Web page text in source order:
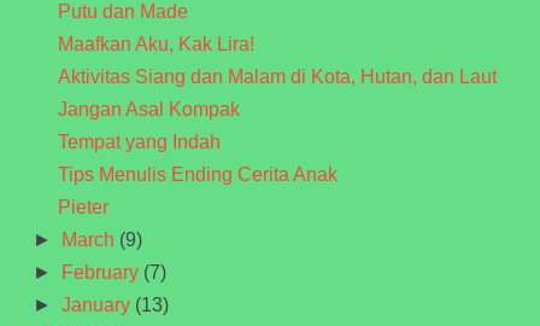
Putu dan Made
Maafkan Aku, Kak Lira!
Aktivitas Siang dan Malam di Kota, Hutan, dan Laut
Jangan Asal Kompak
Tempat yang Indah
Tips Menulis Ending Cerita Anak
Pieter
►
March (9)
►
February (7)
►January (13)